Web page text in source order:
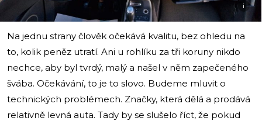
i
Na jednu strany člověk očekává kvalitu, bez ohledu na
to, kolik peněz utratí. Ani u rohlíku za tři koruny nikdo
nechce, aby byl tvrdý, malý a našel v něm zapečeného
švába. Očekávání, to je to slovo. Budeme mluvit o
technických problémech. Značky, která dělá a prodává
relativně levná auta. Tady by se slušelo říct, že pokud